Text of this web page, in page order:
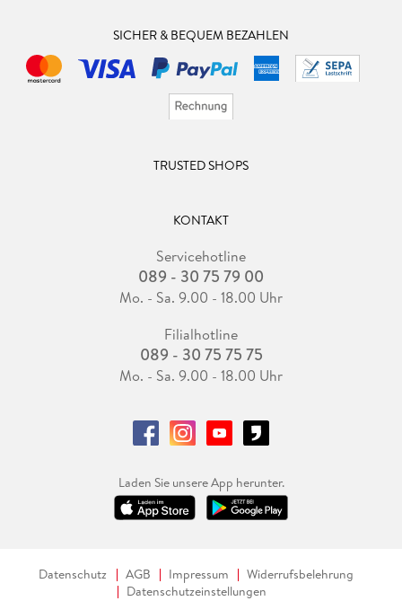
SICHER & BEQUEM BEZAHLEN
TRUSTED SHOPS
KONTAKT
Servicehotline
089 - 30 75 79 00
Mo. - Sa. 9.00 - 18.00 Uhr
Filialhotline
089 - 30 75 75 75
Mo. - Sa. 9.00 - 18.00 Uhr
Laden Sie unsere App herunter.
Datenschutz AGB Impressum
Widerrufsbelehrung
Datenschutzeinstellungen